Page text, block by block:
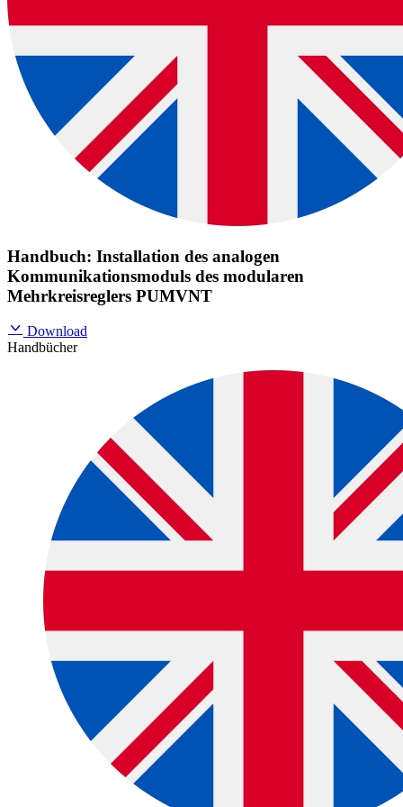
Handbuch: Installation des analogen
Kommunikationsmoduls des modularen
Mehrkreisreglers PUMVNT
Download
Handbücher